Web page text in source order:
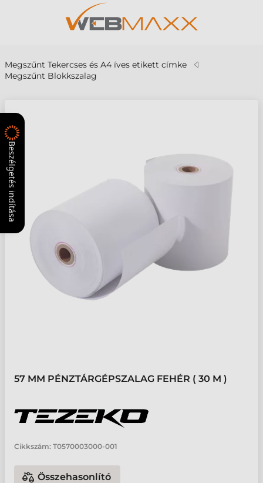
Megszűnt Tekercses és A4 íves etikett címke
Megszűnt Blokkszalag
57 MM PÉNZTÁRGÉPSZALAG FEHÉR ( 30 M )
Cikkszám: T0570003000-001
Összehasonlító
Beszélgetés indítása